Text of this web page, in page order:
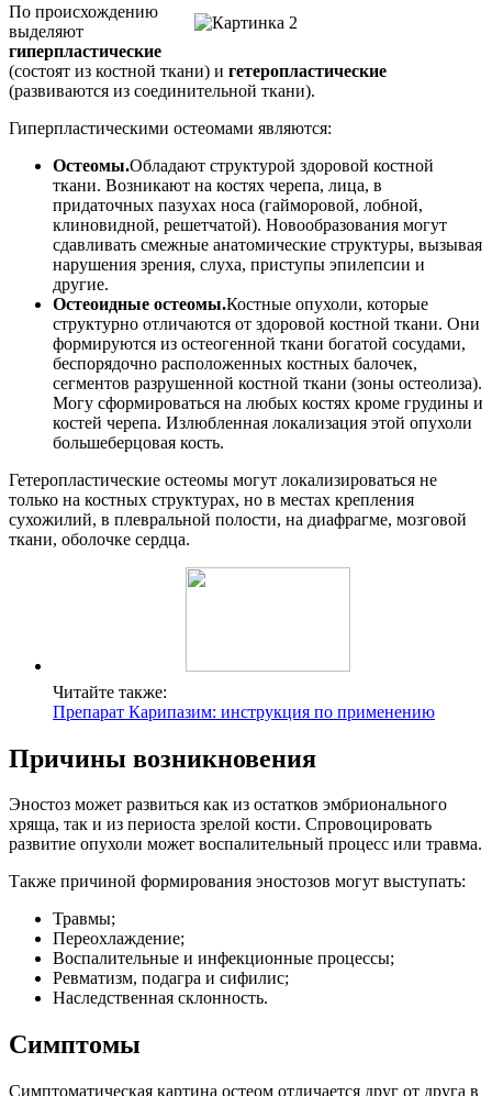
По происхождению
выделяют
гиперпластические
(состоят из костной ткани) и гетеропластические
(развиваются из соединительной ткани).
Гиперпластическими остеомами являются:
Остеомы.Обладают структурой здоровой костной
ткани. Возникают на костях черепа, лица, в
придаточных пазухах носа (гайморовой, лобной,
клиновидной, решетчатой). Новообразования могут
сдавливать смежные анатомические структуры, вызывая
нарушения зрения, слуха, приступы эпилепсии и
другие.
Остеоидные остеомы.Костные опухоли, которые
структурно отличаются от здоровой костной ткани. Они
формируются из остеогенной ткани богатой сосудами,
беспорядочно расположенных костных балочек,
сегментов разрушенной костной ткани (зоны остеолиза).
Могу сформироваться на любых костях кроме грудины и
костей черепа. Излюбленная локализация этой опухоли
большеберцовая кость.
Гетеропластические остеомы могут локализироваться не
только на костных структурах, но в местах крепления
сухожилий, в плевральной полости, на диафрагме, мозговой
ткани, оболочке сердца.
Читайте также:
Препарат Карипазим: инструкция по применению
Причины возникновения
Эностоз может развиться как из остатков эмбрионального
хряща, так и из периоста зрелой кости. Спровоцировать
развитие опухоли может воспалительный процесс или травма.
Также причиной формирования эностозов могут выступать:
Травмы;
Переохлаждение;
Воспалительные и инфекционные процессы;
Ревматизм, подагра и сифилис;
Наследственная склонность.
Симптомы
Симптоматическая картина остеом отличается друг от друга в